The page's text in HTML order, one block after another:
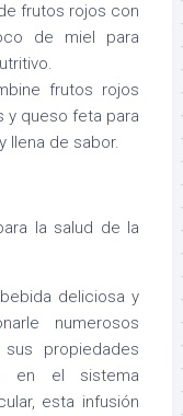
frutos rojos con
de miel para
frutos rojos
y queso feta para
llena de sabor.
la salud de la
deliciosa y
numerosos
propiedades
en el sistema
esta infusión